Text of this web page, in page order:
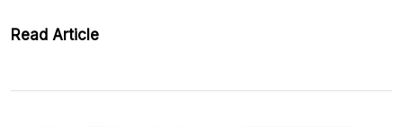
Read Article